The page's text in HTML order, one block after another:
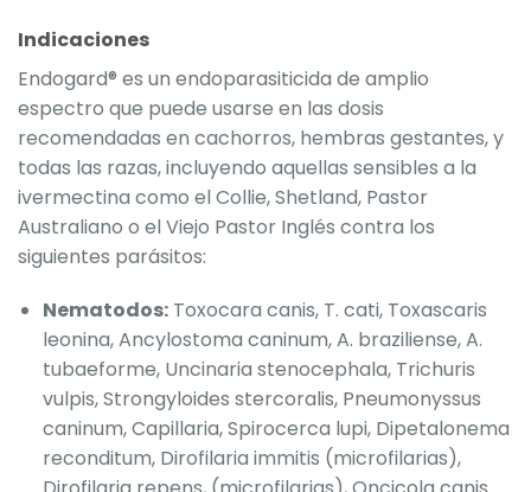
Indicaciones
Endogard® es un endoparasiticida de amplio
espectro que puede usarse en las dosis
recomendadas en cachorros, hembras gestantes, y
todas las razas, incluyendo aquellas sensibles a la
ivermectina como el Collie, Shetland, Pastor
Australiano o el Viejo Pastor Inglés contra los
siguientes parásitos:
Nematodos:Toxocara canis, T. cati, Toxascaris
leonina, Ancylostoma caninum, A. braziliense, A.
tubaeforme, Uncinaria stenocephala, Trichuris
vulpis, Strongyloides stercoralis, Pneumonyssus
caninum, Capillaria, Spirocerca lupi, Dipetalonema
reconditum, Dirofilaria immitis (microfilarias),